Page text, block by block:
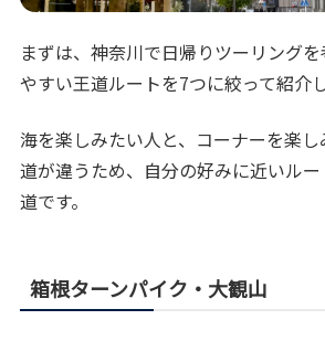
まずは、神奈川で日帰りツーリング
やすい王道ルートを7つに絞って紹介し
海を楽しみたい人と、コーナーを楽し
道が違うため、自分の好みに近いル
道です。
箱根ターンパイク・大観山